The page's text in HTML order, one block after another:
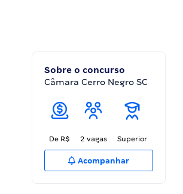
Sobre o concurso
Câmara Cerro Negro SC
De R$ 2 vagas Superior
Acompanhar